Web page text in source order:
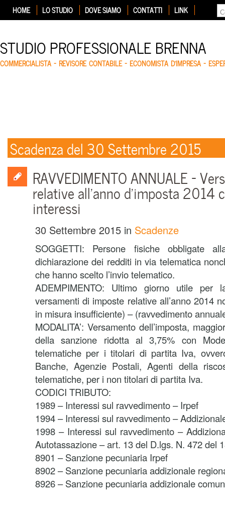
HOME LO STUDIO DOVE SIAMO CONTATTI LINK
STUDIO PROFESSIONALE BRENNA
COMMERCIALISTA – REVISORE CONTABILE – ECONOMISTA D'IMPRESA –
Scadenza del 30 Settembre 2015
RAVVEDIMENTO ANNUALE –
relative all’anno d’imposta 2014
interessi
30 Settembre 2015 in Scadenze
SOGGETTI: Persone fisiche obbligate
dichiarazione dei redditi in via telematica
che hanno scelto l’invio telematico.
ADEMPIMENTO: Ultimo giorno utile per
versamenti di imposte relative all’anno 2014
in misura insufficiente) – (ravvedimento
MODALITA’: Versamento dell’imposta,
della sanzione ridotta al 3,75% con
telematiche per i titolari di partita Iva,
Banche, Agenzie Postali, Agenti della
telematiche, per i non titolari di partita Iva.
CODICI TRIBUTO:
1989 – Interessi sul ravvedimento – Irpef
1994 – Interessi sul ravvedimento –
1998 – Interessi sul ravvedimento –
Autotassazione – art. 13 del D.lgs. N. 472 del
8901 – Sanzione pecuniaria Irpef
8902 – Sanzione pecuniaria addizionale
8926 – Sanzione pecuniaria addizionale